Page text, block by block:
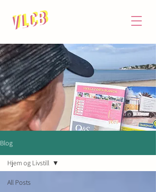
Blog
All Posts
Hjem og Livstill